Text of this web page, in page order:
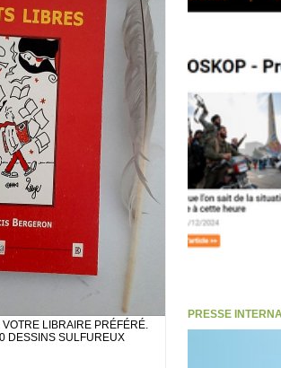
LIBRAIRE PRÉFÉRÉ.
DESSINS SULFUREUX
PRESSE